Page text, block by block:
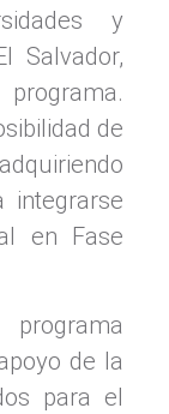
y
Salvador,
de
integrarse
en Fase
de la
para el